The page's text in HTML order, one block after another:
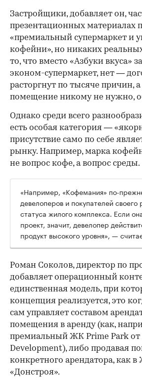
Застройщики, добавляет он,
презентационных материалах
«премиальный супермаркет и
кофейни», но никаких
то, что вместо «Азбуки вкуса»
эконом-супермаркет, нет —
расторгнут по тысяче причин, а
помещение никому не нужно,
Однако среди всего
есть особая категория —
присутствие само по себе
рынку. Например, марка
не вопрос кофе, а вопрос среды.
«Например, «Кофемания» по-
девелоперов и покупателей
статуса жилого комплекса. Если
проект, значит, девелопер
продукт высокого уровня», —
Роман Соколов, директор по
добавляет операционный
единственная модель, при
концепция реализуется, это
сам управляет составом
помещения в аренду (как,
премиальный ЖК Prime Park от
Development), либо продавая
конкретного арендатора, как
«Донстроя».